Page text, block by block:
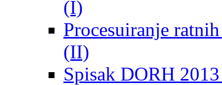
(I)
Procesuiranje
(II)
Spisak DORH